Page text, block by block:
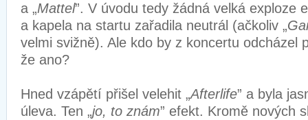
a „Mattel”. V úvodu tedy žádná velká exploze
a kapela na startu zařadila neutrál (ačkoliv „
velmi svižně). Ale kdo by z koncertu odcházel
že ano?
Hned vzápětí přišel velehit „Afterlife” a byla
úleva. Ten „jo, to znám” efekt. Kromě nových